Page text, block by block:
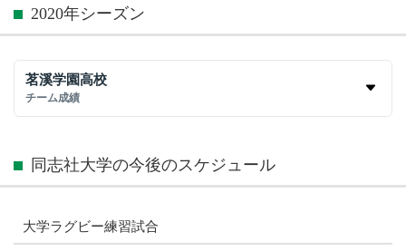
2020年シーズン
茗溪学園高校
チーム成績
同志社大学の今後のスケジュール
大学ラグビー練習試合